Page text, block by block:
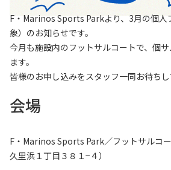
F・Marinos Sports Parkより、3月の個人
象）のお知らせです。
今月も施設内のフットサルコートで、個
ます。
皆様のお申し込みをスタッフ一同お待ちし
会場
F・Marinos Sports Park／フットサルコ
久里浜１丁目３８１−４）